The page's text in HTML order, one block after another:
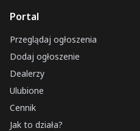
Portal
Przeglądaj ogłoszenia
Dodaj ogłoszenie
Dealerzy
Ulubione
Cennik
Jak to działa?